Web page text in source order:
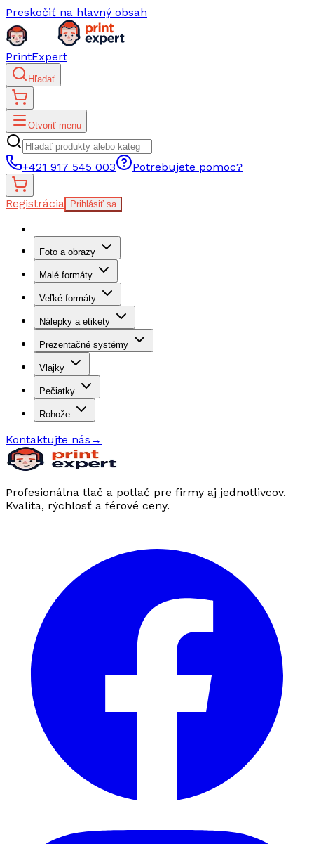
Preskočiť na hlavný obsah
PrintExpert
Hľadať
Otvoriť menu
+421 917 545 003 Potrebujete pomoc?
Registrácia Prihlásiť sa
Foto a obrazy
Malé formáty
Veľké formáty
Nálepky a etikety
Prezentačné systémy
Vlajky
Pečiatky
Rohože
Kontaktujte nás →
Profesionálna tlač a potlač pre firmy aj jednotlivcov.
Kvalita, rýchlosť a férové ceny.